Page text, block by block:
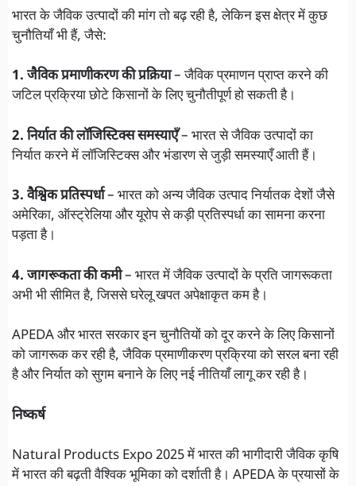
भारत के जैविक उत्पादों की मांग तो बढ़ रही है, लेकिन इस क्षेत्र में कुछ
चुनौतियाँ भी हैं, जैसे:
1. जैविक प्रमाणीकरण की प्रक्रिया– जैविक प्रमाणन प्राप्त करने की
जटिल प्रक्रिया छोटे किसानों के लिए चुनौतीपूर्ण हो सकती है।
2. निर्यात की लॉजिस्टिक्स समस्याएँ– भारत से जैविक उत्पादों का
निर्यात करने में लॉजिस्टिक्स और भंडारण से जुड़ी समस्याएँ आती हैं।
3. वैश्विक प्रतिस्पर्धा– भारत को अन्य जैविक उत्पाद निर्यातक देशों जैसे
अमेरिका, ऑस्ट्रेलिया और यूरोप से कड़ी प्रतिस्पर्धा का सामना करना
पड़ता है।
4. जागरूकता की कमी– भारत में जैविक उत्पादों के प्रति जागरूकता
अभी भी सीमित है, जिससे घरेलू खपत अपेक्षाकृत कम है।
APEDA और भारत सरकार इन चुनौतियों को दूर करने के लिए किसानों
को जागरूक कर रही है, जैविक प्रमाणीकरण प्रक्रिया को सरल बना रही
है और निर्यात को सुगम बनाने के लिए नई नीतियाँ लागू कर रही है।
निष्कर्ष
Natural Products Expo 2025 में भारत की भागीदारी जैविक कृषि
में भारत की बढ़ती वैश्विक भूमिका को दर्शाती है। APEDA के प्रयासों के